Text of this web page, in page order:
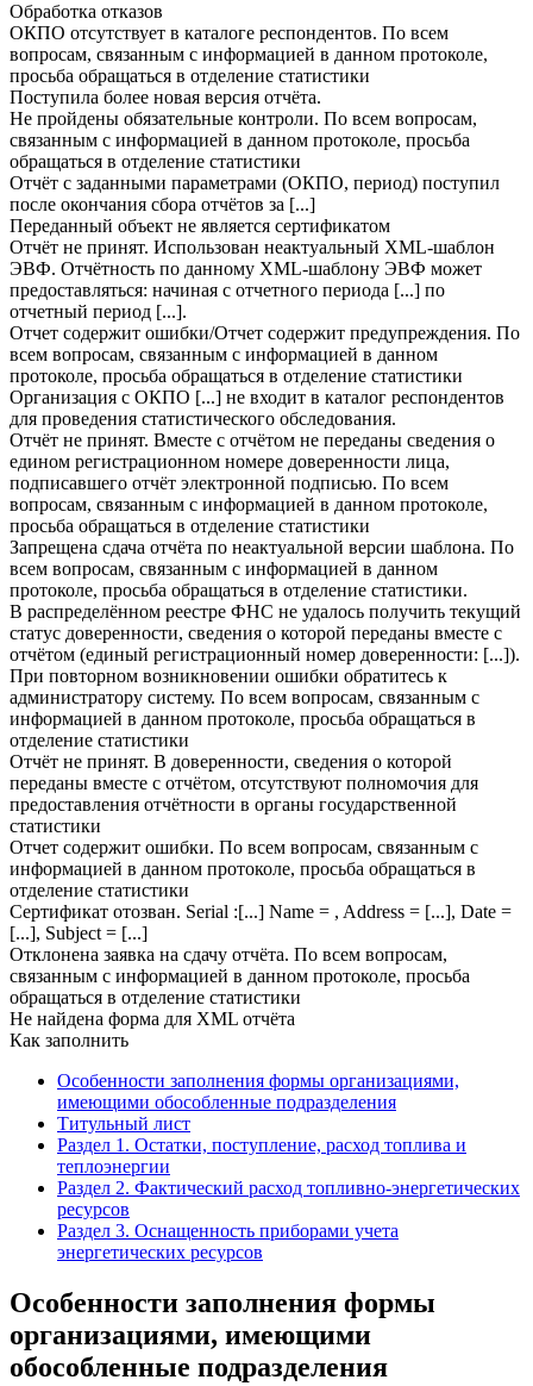
Обработка отказов
ОКПО отсутствует в каталоге респондентов. По всем
вопросам, связанным с информацией в данном протоколе,
просьба обращаться в отделение статистики
Поступила более новая версия отчёта.
Не пройдены обязательные контроли. По всем вопросам,
связанным с информацией в данном протоколе, просьба
обращаться в отделение статистики
Отчёт с заданными параметрами (ОКПО, период) поступил
после окончания сбора отчётов за [...]
Переданный объект не является сертификатом
Отчёт не принят. Использован неактуальный XML-шаблон
ЭВФ. Отчётность по данному XML-шаблону ЭВФ может
предоставляться: начиная с отчетного периода [...] по
отчетный период [...].
Отчет содержит ошибки/Отчет содержит предупреждения. По
всем вопросам, связанным с информацией в данном
протоколе, просьба обращаться в отделение статистики
Организация с ОКПО [...] не входит в каталог респондентов
для проведения статистического обследования.
Отчёт не принят. Вместе с отчётом не переданы сведения о
едином регистрационном номере доверенности лица,
подписавшего отчёт электронной подписью. По всем
вопросам, связанным с информацией в данном протоколе,
просьба обращаться в отделение статистики
Запрещена сдача отчёта по неактуальной версии шаблона. По
всем вопросам, связанным с информацией в данном
протоколе, просьба обращаться в отделение статистики.
В распределённом реестре ФНС не удалось получить текущий
статус доверенности, сведения о которой переданы вместе с
отчётом (единый регистрационный номер доверенности: [...]).
При повторном возникновении ошибки обратитесь к
администратору систему. По всем вопросам, связанным с
информацией в данном протоколе, просьба обращаться в
отделение статистики
Отчёт не принят. В доверенности, сведения о которой
переданы вместе с отчётом, отсутствуют полномочия для
предоставления отчётности в органы государственной
статистики
Отчет содержит ошибки. По всем вопросам, связанным с
информацией в данном протоколе, просьба обращаться в
отделение статистики
Сертификат отозван. Serial :[...] Name = , Address = [...], Date =
[...], Subject = [...]
Отклонена заявка на сдачу отчёта. По всем вопросам,
связанным с информацией в данном протоколе, просьба
обращаться в отделение статистики
Не найдена форма для XML отчёта
Как заполнить
Особенности заполнения формы организациями,
имеющими обособленные подразделения
Титульный лист
Раздел 1. Остатки, поступление, расход топлива и
теплоэнергии
Раздел 2. Фактический расход топливно-энергетических
ресурсов
Раздел 3. Оснащенность приборами учета
энергетических ресурсов
Особенности заполнения формы
организациями, имеющими
обособленные подразделения